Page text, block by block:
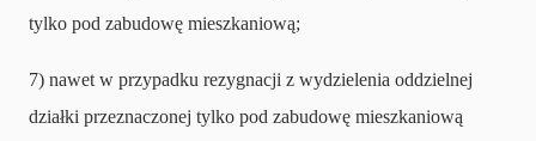
tylko pod zabudowę mieszkaniową;
7) nawet w przypadku rezygnacji z wydzielenia oddzielnej
działki przeznaczonej tylko pod zabudowę mieszkaniową